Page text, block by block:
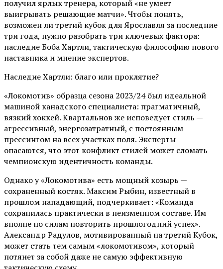
получил ярлык тренера, который «не умеет
выигрывать решающие матчи». Чтобы понять,
возможен ли третий кубок для Ярославля за последние
три года, нужно разобрать три ключевых фактора:
наследие Боба Хартли, тактическую философию нового
наставника и мнение экспертов.
Наследие Хартли: благо или проклятие?
«Локомотив» образца сезона 2023/24 был идеальной
машиной канадского специалиста: прагматичный,
вязкий хоккей. Квартальнов же исповедует стиль —
агрессивный, энергозатратный, с постоянным
прессингом на всех участках поля. Эксперты
опасаются, что этот конфликт стилей может сломать
чемпионскую идентичность команды.
Однако у «Локомотива» есть мощный козырь —
сохраненный костяк. Максим Рыбин, известный в
прошлом нападающий, подчеркивает: «Команда
сохранилась практически в неизменном составе. Им
вполне по силам повторить прошлогодний успех».
Александр Радулов, мотивированный на третий Кубок,
может стать тем самым «локомотивом», который
потянет за собой даже не самую эффективную